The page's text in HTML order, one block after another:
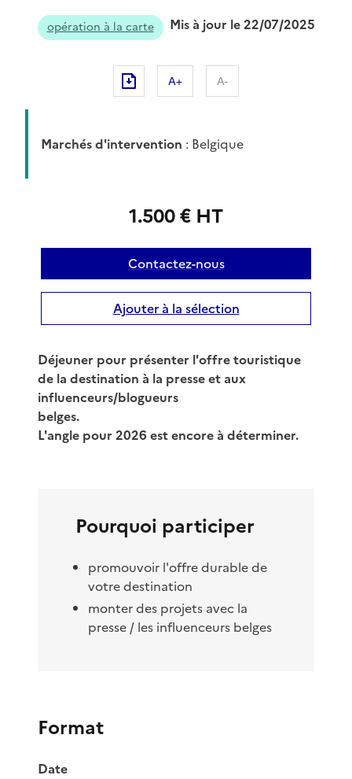
opération à la carte Mis à jour le 22/07/2025
A+ A-
Marchés d'intervention : Belgique
1.500 € HT
Contactez-nous
Ajouter à la sélection
Déjeuner pour présenter l'offre touristique
de la destination à la presse et aux
influenceurs/blogueurs
belges.
L'angle pour 2026 est encore à déterminer.
Pourquoi participer
promouvoir l'offre durable de
votre destination
monter des projets avec la
presse / les influenceurs belges
Format
Date